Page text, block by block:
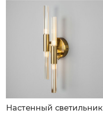
Настенный светильник